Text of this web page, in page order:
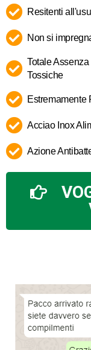
Resitenti
Non si
Totale
Tossiche
Estremamente
Acciao Inox
Azione